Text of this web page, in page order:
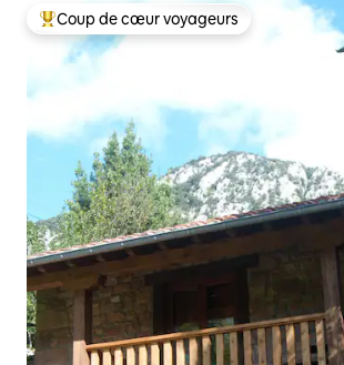
Coups de cœur voyageurs les plus
Coup de cœur voyageurs